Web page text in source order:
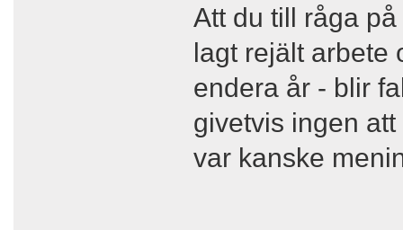
Att du till råga
lagt rejält arbete
endera år - blir
givetvis ingen
var kanske